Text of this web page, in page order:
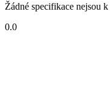
Žádné specifikace nejsou
0.0